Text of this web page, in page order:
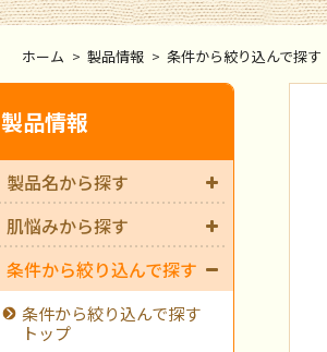
ホーム > 製品情報 > 条件から絞り込んで探す
製品情報
製品名から探す
肌悩みから探す
条件から絞り込んで探す
条件から絞り込んで探す
トップ